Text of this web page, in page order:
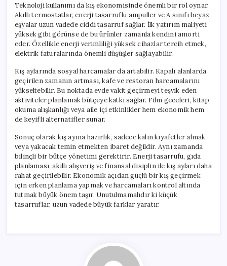
Teknoloji kullanımı da kış ekonomisinde önemli bir rol oynar.
Akıllı termostatlar, enerji tasarruflu ampuller ve A sınıfı beyaz
eşyalar uzun vadede ciddi tasarruf sağlar. İlk yatırım maliyeti
yüksek gibi görünse de bu ürünler zamanla kendini amorti
eder. Özellikle enerji verimliliği yüksek cihazlar tercih etmek,
elektrik faturalarında önemli düşüşler sağlayabilir.
Kış aylarında sosyal harcamalar da artabilir. Kapalı alanlarda
geçirilen zamanın artması, kafe ve restoran harcamalarını
yükseltebilir. Bu noktada evde vakit geçirmeyi teşvik eden
aktiviteler planlamak bütçeye katkı sağlar. Film geceleri, kitap
okuma alışkanlığı veya aile içi etkinlikler hem ekonomik hem
de keyifli alternatifler sunar.
Sonuç olarak kış ayına hazırlık, sadece kalın kıyafetler almak
veya yakacak temin etmekten ibaret değildir. Aynı zamanda
bilinçli bir bütçe yönetimi gerektirir. Enerji tasarrufu, gıda
planlaması, akıllı alışveriş ve finansal disiplin ile kış ayları daha
rahat geçirilebilir. Ekonomik açıdan güçlü bir kış geçirmek
için erken planlama yapmak ve harcamaları kontrol altında
tutmak büyük önem taşır. Unutulmamalıdır ki küçük
tasarruflar, uzun vadede büyük farklar yaratır.